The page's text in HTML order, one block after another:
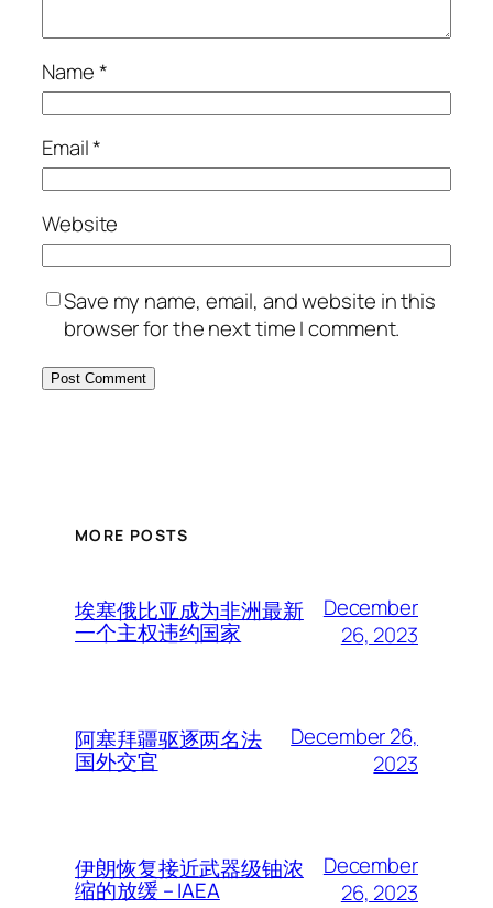
Name*
Email*
Website
Save my name, email, and website in this
browser for the next time I comment.
MORE POSTS
埃塞俄比亚成为非洲最新
一个主权违约国家
December
26, 2023
阿塞拜疆驱逐两名法
国外交官
December 26,
2023
伊朗恢复接近武器级铀浓
缩的放缓 – IAEA
December
26, 2023